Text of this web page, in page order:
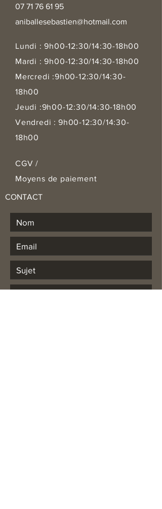
07 71 76 61 95
aniballesebastien@hotmail.com
Lundi : 9h00-12:30/14:30-18h00
Mardi : 9h00-12:30/14:30-18h00
Mercredi :9h00-12:30/14:30-
18h00
Jeudi :9h00-12:30/14:30-18h00
Vendredi : 9h00-12:30/14:30-
18h00
CGV/
Moyens de paiement
CONTACT